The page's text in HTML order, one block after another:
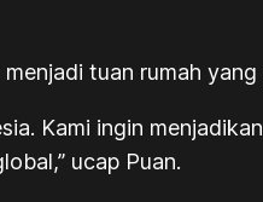
tuan rumah
Kami ingin
ucap Puan.